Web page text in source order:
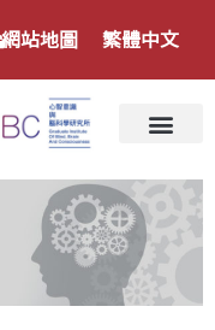
網站地圖 繁體中文